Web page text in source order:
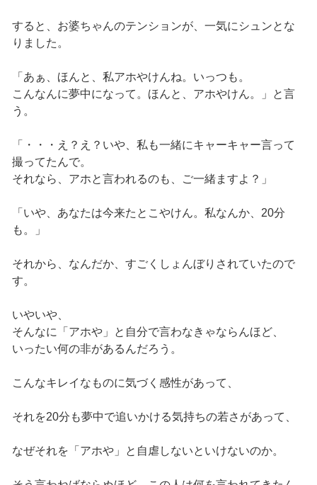
すると、お婆ちゃんのテンションが、一気にシュンとな
りました。
「あぁ、ほんと、私アホやけんね。いっつも。
こんなんに夢中になって。ほんと、アホやけん。」と言
う。
「・・・え？え？いや、私も一緒にキャーキャー言って
撮ってたんで。
それなら、アホと言われるのも、ご一緒ますよ？」
「いや、あなたは今来たとこやけん。私なんか、20分
も。」
それから、なんだか、すごくしょんぼりされていたので
す。
いやいや、
そんなに「アホや」と自分で言わなきゃならんほど、
いったい何の非があるんだろう。
こんなキレイなものに気づく感性があって、
それを20分も夢中で追いかける気持ちの若さがあって、
なぜそれを「アホや」と自虐しないといけないのか。